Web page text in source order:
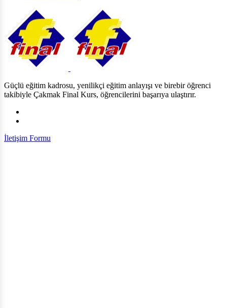
Güçlü eğitim kadrosu, yenilikçi eğitim anlayışı ve birebir öğrenci
takibiyle Çakmak Final Kurs, öğrencilerini başarıya ulaştırır.
İletişim Formu